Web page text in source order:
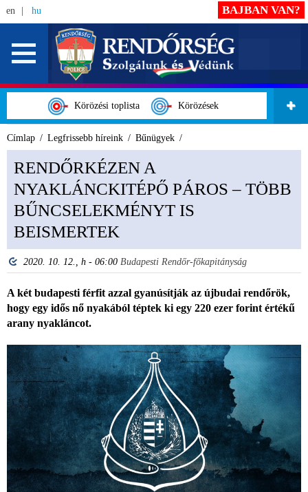
en hu
Körözési toplista Körözések
BAJBAN VAN?
Címlap Legfrissebb híreink Bűnügyek
RENDŐRKÉZEN A
NYAKLÁNCKITÉPŐ PÁROS – TÖBB
BŰNCSELEKMÉNYT IS
BEISMERTEK
2020. 10. 12., h - 06:00 Budapesti Rendőr-főkapitányság
A két budapesti férfit azzal gyanúsítják az újbudai rendőrök,
hogy egy idős nő nyakából téptek ki egy 220 ezer forint értékű
arany nyakláncot.